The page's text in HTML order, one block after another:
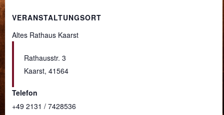
VERANSTALTUNGSORT
Altes Rathaus Kaarst
Rathausstr. 3
Kaarst, 41564
Telefon
+49 2131 / 7428536